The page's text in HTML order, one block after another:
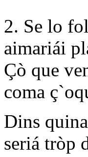
2. Se lo
aimariái
Çò que
coma
Dins
seriá tròp